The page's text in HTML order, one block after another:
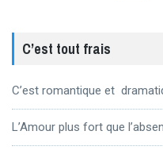
C’est tout frais
C’est romantique et
L’Amour plus fort que